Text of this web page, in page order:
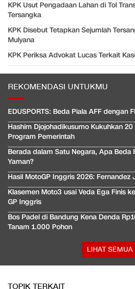
KPK Usut Pengadaan Lahan di Tol
Tersangka
KPK Disebut Tetapkan Sejumlah
Mulyana
KPK Periksa Advokat Lucas Terkait
REKOMENDASI UNTUKMU
EDUSPORTS: Beda Piala AFF dengan
Hashim Djojohadikusumo Kukuhkan
Program Pemerintah
Berada dalam Satu Negara, Apa Beda
Yaman?
Hasil MotoGP Inggris 2026: Fernandez
Klasemen Moto3 usai Veda Ega Finis
GP Inggris
Bos Padel di Bandung Kena Denda
Tanam 1.000 Pohon
LIHAT SEMUA
TOPIK TERKAIT